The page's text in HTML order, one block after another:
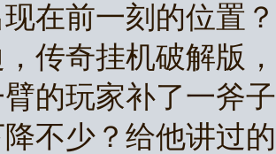
在前一刻的位置
传奇挂机破解版
的玩家补了一斧
不少？给他讲过